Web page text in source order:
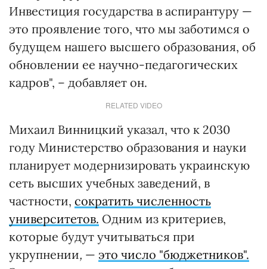
Инвестиция государства в аспирантуру —
это проявление того, что мы заботимся о
будущем нашего высшего образования, об
обновлении ее научно-педагогических
кадров", – добавляет он.
RELATED VIDEO
Михаил Винницкий указал, что к 2030
году Министерство образования и науки
планирует модернизировать украинскую
сеть высших учебных заведений, в
частности, сократить численность
университетов. Одним из критериев,
которые будут учитываться при
укрупнении, — это число "бюджетников".